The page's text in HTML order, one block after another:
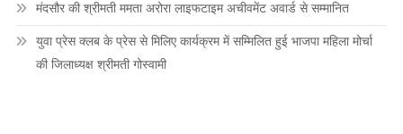
मंदसौर की श्रीमती ममता अरोरा लाइफटाइम अचीवमेंट अवार्ड से सम्मानित
युवा प्रेस क्लब के प्रेस से मिलिए कार्यक्रम में सम्मिलित हुई भाजपा महिला मोर्चा
की जिलाध्यक्ष श्रीमती गोस्वामी